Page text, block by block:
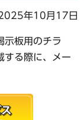
年10月17日
示板用のチラ
する際に、メー